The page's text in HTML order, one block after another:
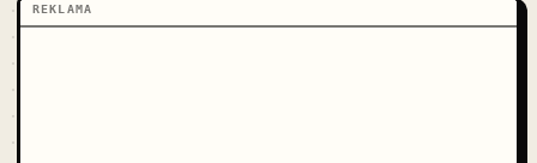
REKLAMA